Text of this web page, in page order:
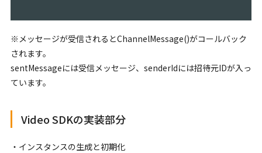
※メッセージが受信されるとChannelMessage()がコールバック
されます。
sentMessageには受信メッセージ、senderIdには招待元IDが入っ
ています。
Video SDKの実装部分
・インスタンスの生成と初期化